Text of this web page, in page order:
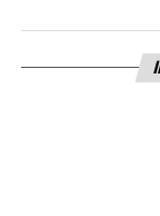
LA